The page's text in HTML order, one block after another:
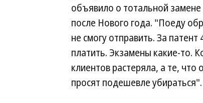
объявило о тотальной замене
после Нового года. "Поеду
не смогу отправить. За
платить. Экзамены какие-то.
клиентов растеряла, а те, что
просят подешевле убираться".